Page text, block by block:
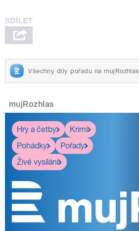
Všechny díly pořadu na mujRozhlas
mujRozhlas
Hry a četby
Krimi
Pohádky
Pořady
Živé vysílání